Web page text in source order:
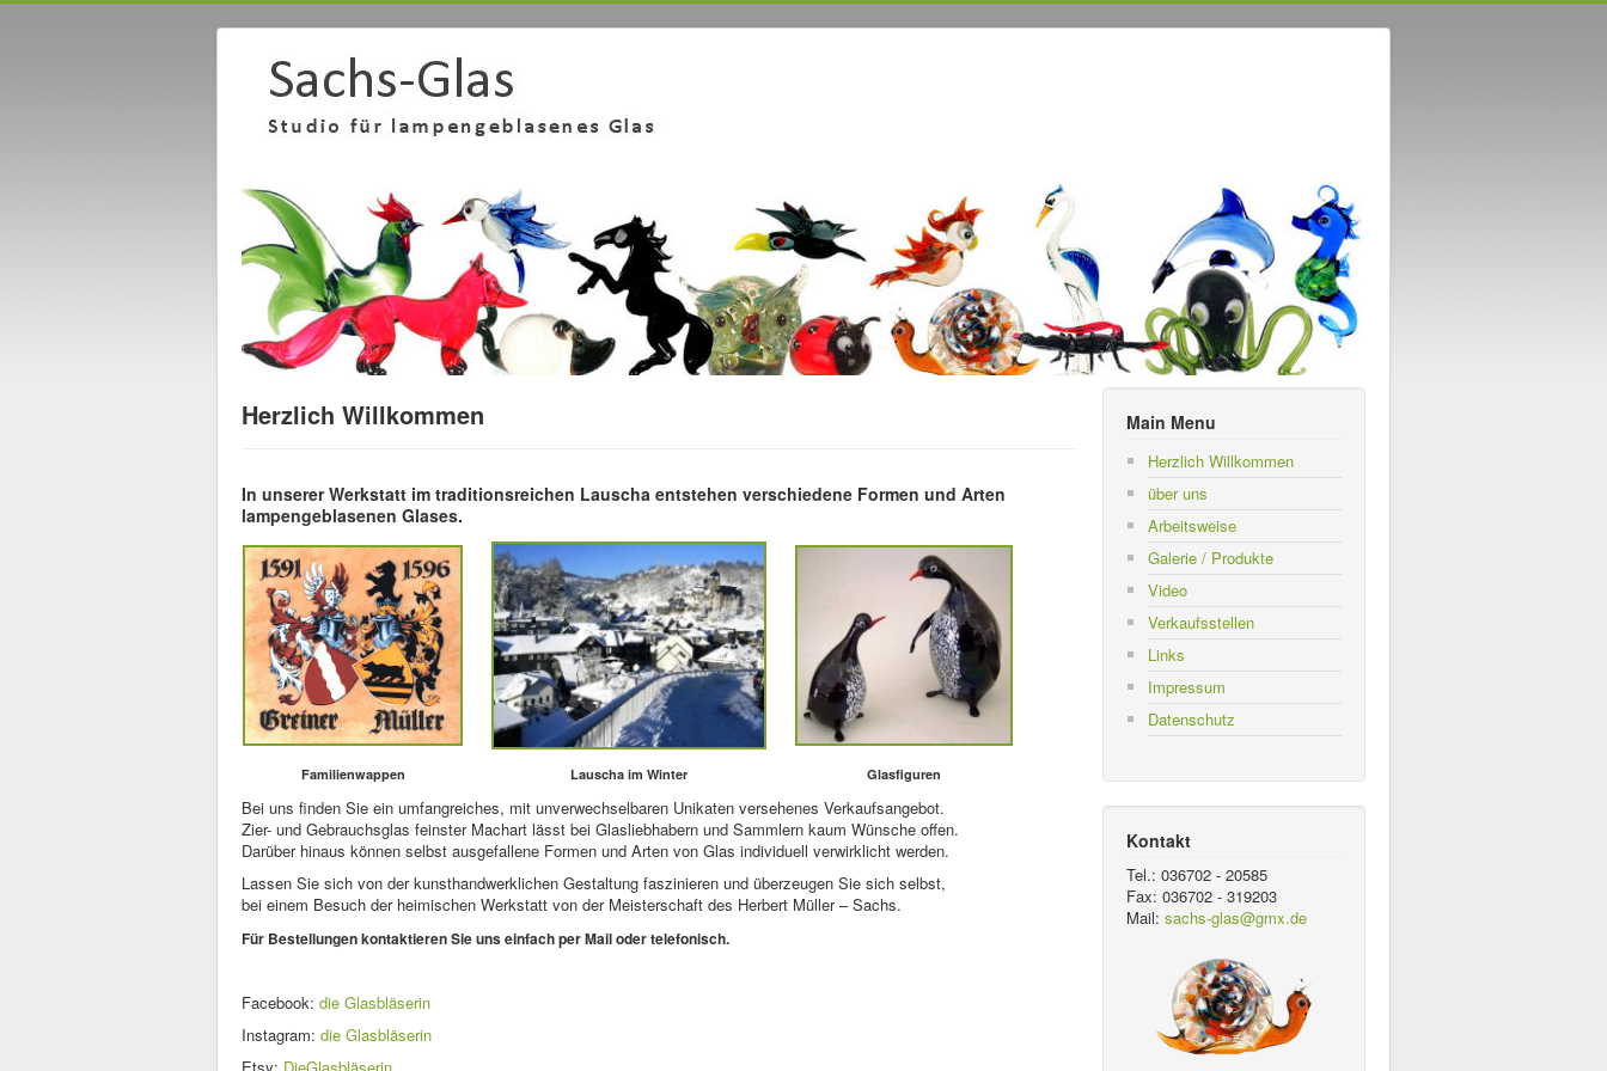
Herzlich Willkommen
In unserer Werkstatt im traditionsreichen Lauscha entstehen verschiedene Formen und Arten
lampengeblasenen Glases.
Familienwappen Lauscha im Winter Glasfiguren
Bei uns finden Sie ein umfangreiches, mit unverwechselbaren Unikaten versehenes Verkaufsangebot.
Zier- und Gebrauchsglas feinster Machart lässt bei Glasliebhabern und Sammlern kaum Wünsche offen.
Darüber hinaus können selbst ausgefallene Formen und Arten von Glas individuell verwirklicht werden.
Lassen Sie sich von der kunsthandwerklichen Gestaltung faszinieren und überzeugen Sie sich selbst,
bei einem Besuch der heimischen Werkstatt von der Meisterschaft des Herbert Müller – Sachs.
Für Bestellungen kontaktieren Sie uns einfach per Mail oder telefonisch.
Facebook: die Glasbläserin
Instagram: die Glasbläserin
Main Menu
Herzlich Willkommen
über uns
Arbeitsweise
Galerie / Produkte
Video
Verkaufsstellen
Links
Impressum
Datenschutz
Kontakt
Tel.: 036702 - 20585
Fax: 036702 - 319203
Mail: sachs-glas@gmx.de